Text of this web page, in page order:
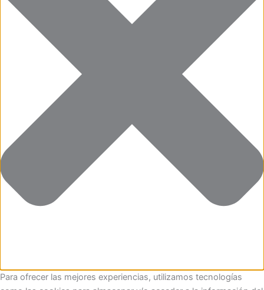
Para ofrecer las mejores experiencias, utilizamos tecnologías